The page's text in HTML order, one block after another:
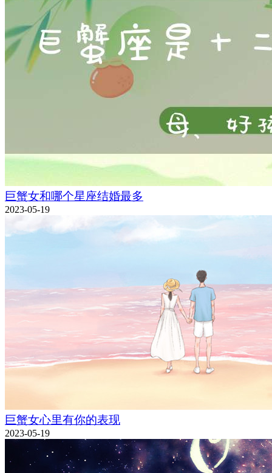
巨蟹女和哪个星座结婚最多
2023-05-19
巨蟹女心里有你的表现
2023-05-19